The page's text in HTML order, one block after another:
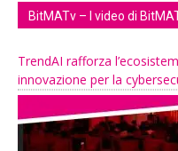
BitMATv – I video di
TrendAI rafforza
innovazione per la